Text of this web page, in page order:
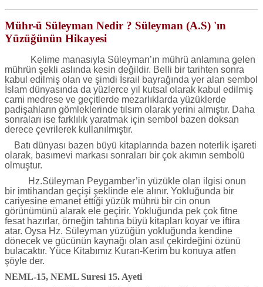
Mühr-ü Süleyman Nedir ? Süleyman (A.S) 'ın
Yüzüğünün Hikayesi
Kelime manasıyla Süleyman’ın mührü anlamına gelen
mührün şekli aslında kesin değildir. Belli bir tarihten sonra
kabul edilmiş olan ve şimdi İsrail bayrağında yer alan sembol
İslam dünyasında da yüzlerce yıl kutsal olarak kabul edilmiş
cami medrese ve geçitlerde mezarlıklarda yüzüklerde
padişahların gömleklerinde tılsım olarak yerini almıştır. Daha
sonraları ise farklılık yaratmak için sembol bazen doksan
derece çevrilerek kullanılmıştır.
Batı dünyası bazen büyü kitaplarında bazen noterlik işareti
olarak, basımevi markası sonraları bir çok akımın sembolü
olmuştur.
Hz.Süleyman Peygamber’in yüzükle olan ilgisi onun
bir imtihandan geçişi şeklinde ele alınır. Yokluğunda bir
cariyesine emanet ettiği yüzük mührü bir cin onun
görünümünü alarak ele geçirir. Yokluğunda pek çok fitne
fesat hazırlar, örneğin tahtına büyü kitapları koyar ve iftira
atar. Oysa Hz. Süleyman yüzüğün yokluğunda kendine
dönecek ve gücünün kaynağı olan asıl çekirdeğini özünü
bulacaktır. Yüce Kitabımız Kuran-Kerim bu konuya atfen
şöyle der.
NEML-15, NEML Suresi 15. Ayeti